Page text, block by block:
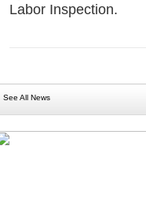
Labor Inspection.
See All News